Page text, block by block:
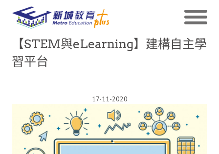
【STEM與eLearning】建構自主學
習平台
17-11-2020